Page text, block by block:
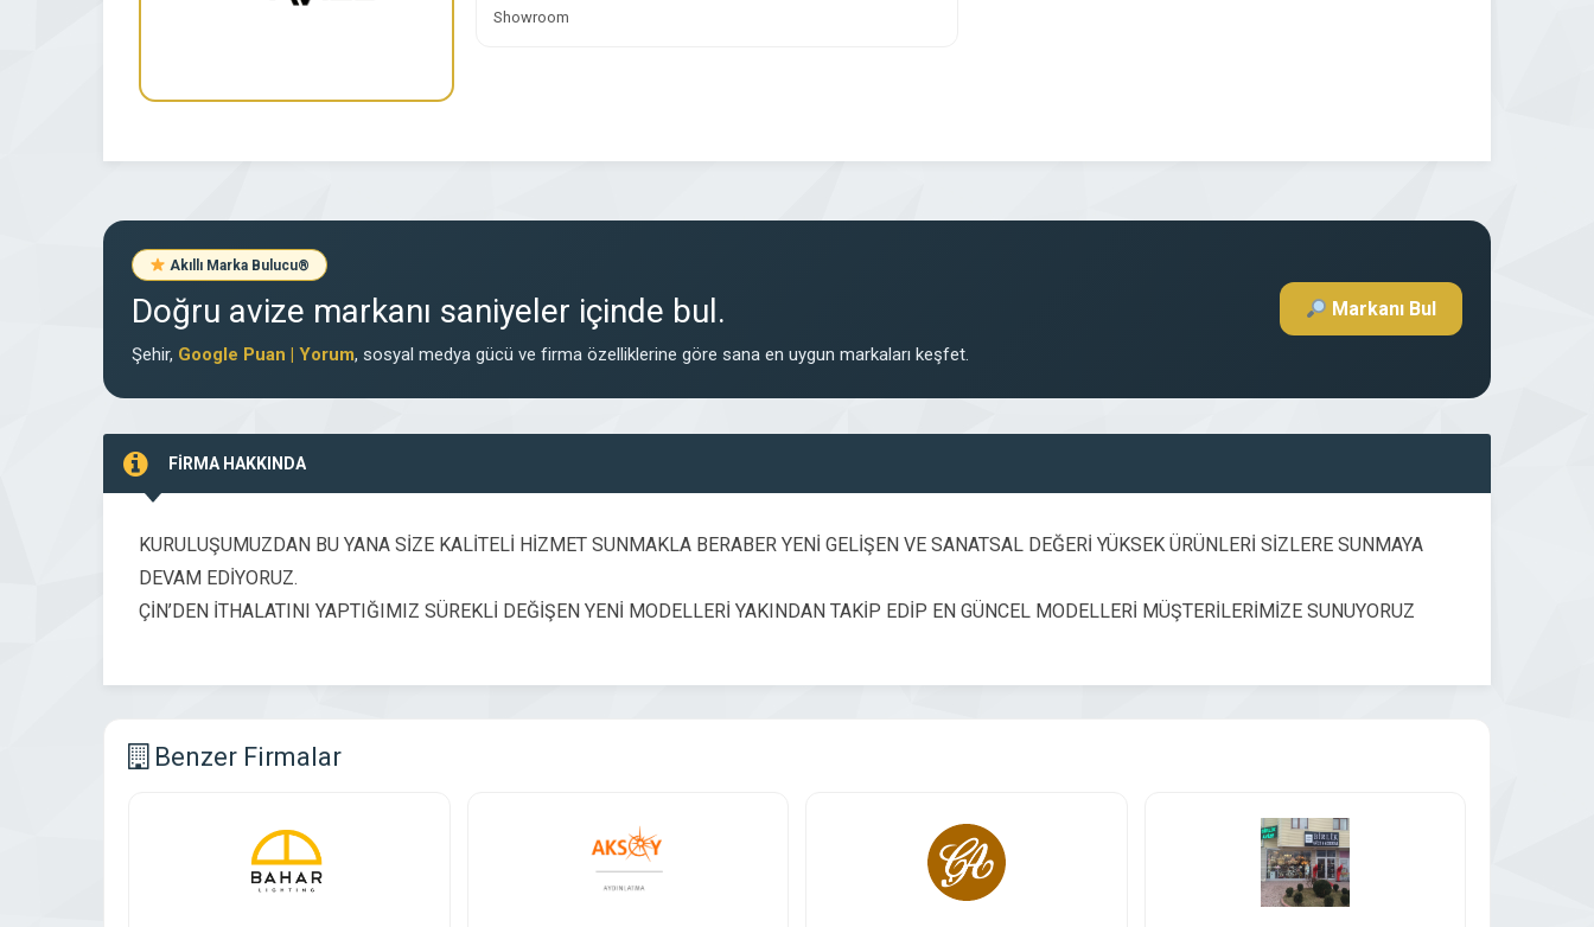
Showroom
Akıllı Marka Bulucu®
Doğru avize markanı saniyeler içinde bul.
Şehir, Google Puan | Yorum, sosyal medya gücü ve firma özelliklerine göre sana en uygun markaları keşfet.
Markanı Bul
FİRMA HAKKINDA
KURULUŞUMUZDAN BU YANA SİZE KALİTELİ HİZMET SUNMAKLA BERABER YENİ GELİŞEN VE SANATSAL DEĞERİ YÜKSEK ÜRÜNLERİ SİZLERE SUNMAYA
DEVAM EDİYORUZ.
ÇİN’DEN İTHALATINI YAPTIĞIMIZ SÜREKLİ DEĞİŞEN YENİ MODELLERİ YAKINDAN TAKİP EDİP EN GÜNCEL MODELLERİ MÜŞTERİLERİMİZE SUNUYORUZ
Benzer Firmalar